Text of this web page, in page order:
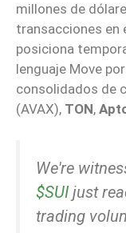
millones de
transacciones en
posiciona
lenguaje Move
consolidados de
(AVAX), TON,
We're
$SUI just
trading